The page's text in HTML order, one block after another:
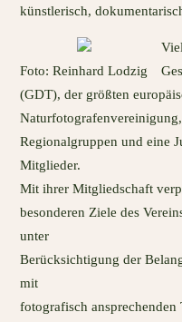
künstlerisch,
Foto: Reinhard Lodzig
(GDT), der größten
Regionalgruppen und eine
Mitglieder.
Mit ihrer Mitgliedschaft
besonderen Ziele des
unter
Berücksichtigung der
mit
fotografisch